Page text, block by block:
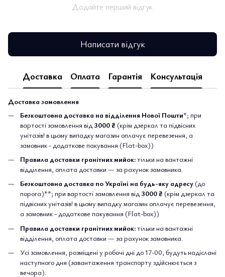
Додайте перший відгук
Написати відгук
Доставка Оплата Гарантія Консультація
Доставка замовлення
Безкоштовна доставка на відділення Нової Пошти*; при
вартості замовлення від 3000 ₴ (крім дзеркал та підвісних
унітазів! в цьому випадку магазин оплачує перевезення, а
замовник - додаткове пакування (Flat-box))
Правила доставки гранітних мийок:тільки на вантажні
відділення, оплата доставки — за рахунок замовника.
Безкоштовна доставка по Україні на будь-яку адресу (до
порога)**; при вартості замовлення від3000 ₴ (крім дзеркал та
підвісних унітазів! в цьому випадку магазин оплачує перевезення,
а замовник - додаткове пакування (Flat-box))
Правила доставки гранітних мийок:тільки на вантажні
відділення, оплата доставки — за рахунок замовника.
Усі замовлення, розміщені у робочі дні до 17-00, будуть надіслані
наступного дня (завантаження транспорту здійснюється з
вечора).